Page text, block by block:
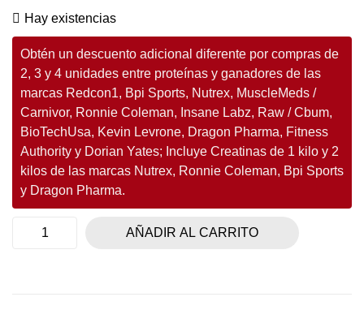
Hay existencias
Obtén un descuento adicional diferente por compras de
2, 3 y 4 unidades entre proteínas y ganadores de las
marcas Redcon1, Bpi Sports, Nutrex, MuscleMeds /
Carnivor, Ronnie Coleman, Insane Labz, Raw / Cbum,
BioTechUsa, Kevin Levrone, Dragon Pharma, Fitness
Authority y Dorian Yates; Incluye Creatinas de 1 kilo y 2
kilos de las marcas Nutrex, Ronnie Coleman, Bpi Sports
y Dragon Pharma.
AÑADIR AL CARRITO